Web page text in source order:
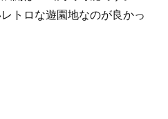
トロな遊園地なのが良かっ